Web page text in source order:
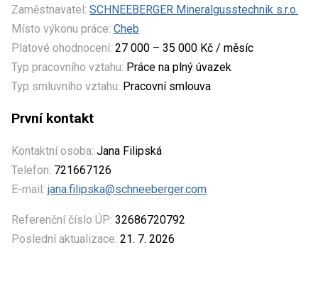
Zaměstnavatel: SCHNEEBERGER Mineralgusstechnik s.r.o.
Místo výkonu práce: Cheb
Platové ohodnocení: 27 000 – 35 000 Kč / měsíc
Typ pracovního vztahu: Práce na plný úvazek
Typ smluvního vztahu: Pracovní smlouva
První kontakt
Kontaktní osoba: Jana Filipská
Telefon: 721667126
E-mail: jana.filipska@schneeberger.com
Referenční číslo ÚP: 32686720792
Poslední aktualizace: 21. 7. 2026